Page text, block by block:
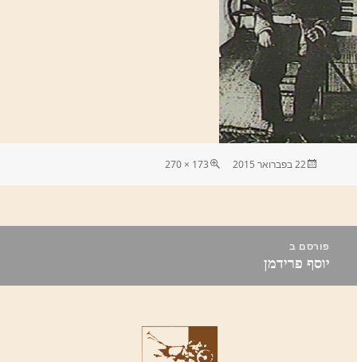
פורסם
22 בפברואר 2015
מסך
173 × 270
פורסם ב
יוסף פרידמן